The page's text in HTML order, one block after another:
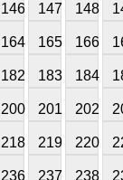
146 147 148
164 165 166
182 183 184
200 201 202
218 219 220
236 237 238